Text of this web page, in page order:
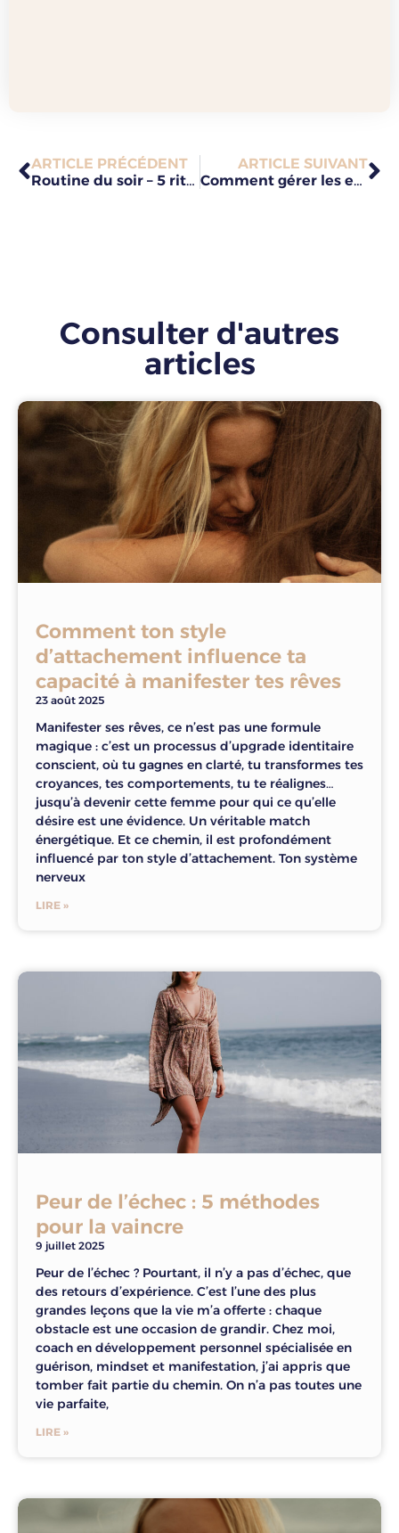
ARTICLE PRÉCÉDENT
Routine du soir – 5 rituels pour apaiser son corps et son esprit
ARTICLE SUIVANT
Comment gérer les excès pendant les fêtes ?
Consulter d'autres
articles
Comment ton style
d’attachement influence ta
capacité à manifester tes rêves
23 août 2025
Manifester ses rêves, ce n’est pas une formule
magique : c’est un processus d’upgrade identitaire
conscient, où tu gagnes en clarté, tu transformes tes
croyances, tes comportements, tu te réalignes…
jusqu’à devenir cette femme pour qui ce qu’elle
désire est une évidence. Un véritable match
énergétique. Et ce chemin, il est profondément
influencé par ton style d’attachement. Ton système
nerveux
LIRE »
Peur de l’échec : 5 méthodes
pour la vaincre
9 juillet 2025
Peur de l’échec ? Pourtant, il n’y a pas d’échec, que
des retours d’expérience. C’est l’une des plus
grandes leçons que la vie m’a offerte : chaque
obstacle est une occasion de grandir. Chez moi,
coach en développement personnel spécialisée en
guérison, mindset et manifestation, j’ai appris que
tomber fait partie du chemin. On n’a pas toutes une
vie parfaite,
LIRE »